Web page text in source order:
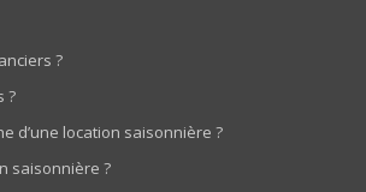
?
?
d’une location saisonnière ?
saisonnière ?